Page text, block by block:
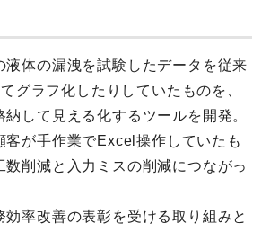
液体の漏洩を試験したデータを従来
グラフ化したりしていたものを、
して見える化するツールを開発。
客が手作業でExcel操作していたも
数削減と入力ミスの削減につながっ
効率改善の表彰を受ける取り組みと